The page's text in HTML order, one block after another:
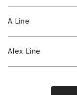
Necklace
Bracelet
A Line
Alex Line